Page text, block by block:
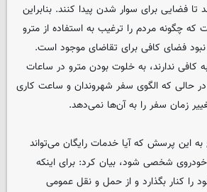
تا فضایی برای سوار شدن پیدا کنند. بنابراین
چگونه مردم را ترغیب به استفاده از مترو
فضای کافی برای تقاضای موجود است.
کافی ندارند، به خلوت بودن مترو در ساعات
در حالی که الگوی سفر شهروندان و ساعت کاری
زمان سفر را به آن‌ها نمی‌دهد.
این پرسش که آیا خدمات رایگان می‌تواند
شخصی شود، بیان کرد: برای اینکه
کنار بگذارد و از حمل و نقل عمومی